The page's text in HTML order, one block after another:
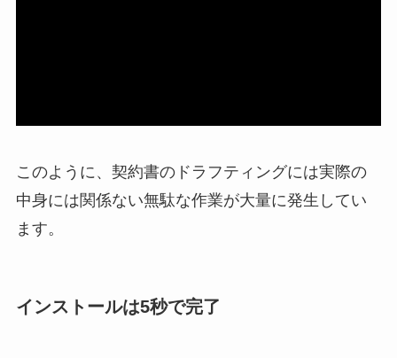
このように、契約書のドラフティングには実際の
中身には関係ない無駄な作業が大量に発生してい
ます。
インストールは5秒で完了